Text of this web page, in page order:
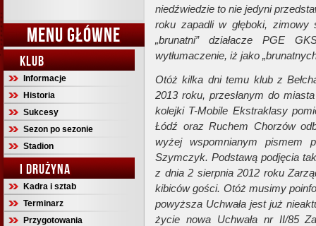
MENU GŁÓWNE
KLUB
Informacje
Historia
Sukcesy
Sezon po sezonie
Stadion
I DRUŻYNA
Kadra i sztab
Terminarz
Przygotowania
niedźwiedzie to nie jedyni
roku zapadli w głęboki,
„brunatni” działacze PGE
wytłumaczenie, iż jako
Otóż kilka dni temu klub z
2013 roku, przesłanym do
kolejki T-Mobile Ekstraklasy
Łódź oraz Ruchem Chorzów
wyżej wspomnianym pismem
Szymczyk. Podstawą podjęcia
z dnia 2 sierpnia 2012 roku
kibiców gości. Otóż musimy
powyższa Uchwała jest już
życie nowa Uchwała nr II/85